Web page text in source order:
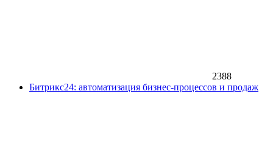
2388
Битрикс24: автоматизация бизнес-процессов и продаж